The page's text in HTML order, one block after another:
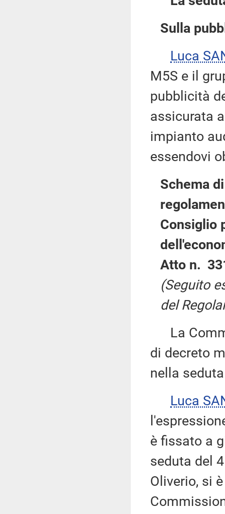
Sulla
Luca
M5S e il
pubblicità
assicurata
impianto
essendovi
Schema
Consiglio
Atto n.
(Seguito
del
La
di decreto
nella
Luca
è fissato a
seduta del
Oliverio, si